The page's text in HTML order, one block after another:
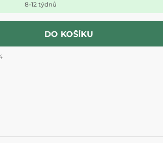
8-12 týdnů
DO KOŠÍKU